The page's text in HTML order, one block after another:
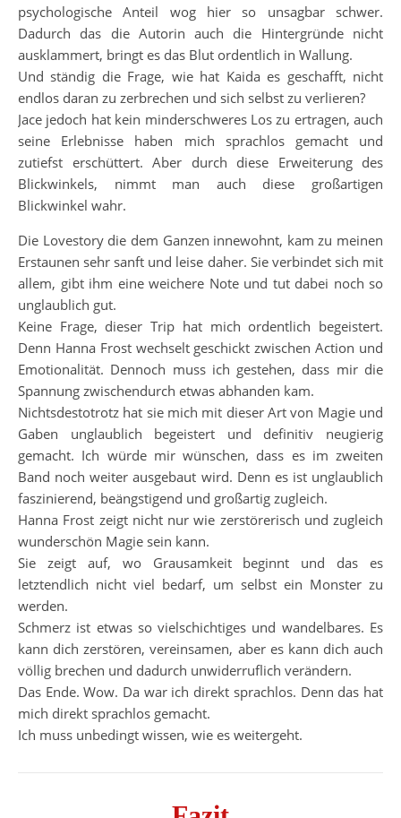
psychologische Anteil wog hier so unsagbar schwer.
Dadurch das die Autorin auch die Hintergründe nicht
ausklammert, bringt es das Blut ordentlich in Wallung.
Und ständig die Frage, wie hat Kaida es geschafft, nicht
endlos daran zu zerbrechen und sich selbst zu verlieren?
Jace jedoch hat kein minderschweres Los zu ertragen, auch
seine Erlebnisse haben mich sprachlos gemacht und
zutiefst erschüttert. Aber durch diese Erweiterung des
Blickwinkels, nimmt man auch diese großartigen
Blickwinkel wahr.
Die Lovestory die dem Ganzen innewohnt, kam zu meinen
Erstaunen sehr sanft und leise daher. Sie verbindet sich mit
allem, gibt ihm eine weichere Note und tut dabei noch so
unglaublich gut.
Keine Frage, dieser Trip hat mich ordentlich begeistert.
Denn Hanna Frost wechselt geschickt zwischen Action und
Emotionalität. Dennoch muss ich gestehen, dass mir die
Spannung zwischendurch etwas abhanden kam.
Nichtsdestotrotz hat sie mich mit dieser Art von Magie und
Gaben unglaublich begeistert und definitiv neugierig
gemacht. Ich würde mir wünschen, dass es im zweiten
Band noch weiter ausgebaut wird. Denn es ist unglaublich
faszinierend, beängstigend und großartig zugleich.
Hanna Frost zeigt nicht nur wie zerstörerisch und zugleich
wunderschön Magie sein kann.
Sie zeigt auf, wo Grausamkeit beginnt und das es
letztendlich nicht viel bedarf, um selbst ein Monster zu
werden.
Schmerz ist etwas so vielschichtiges und wandelbares. Es
kann dich zerstören, vereinsamen, aber es kann dich auch
völlig brechen und dadurch unwiderruflich verändern.
Das Ende. Wow. Da war ich direkt sprachlos. Denn das hat
mich direkt sprachlos gemacht.
Ich muss unbedingt wissen, wie es weitergeht.